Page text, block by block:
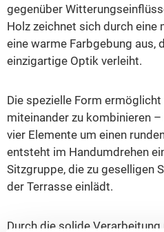
gegenüber
Holz zeichnet sich durch eine
eine warme Farbgebung aus,
einzigartige Optik verleiht.
Die spezielle Form
miteinander zu kombinieren
vier Elemente um einen
entsteht im Handumdrehen
Sitzgruppe, die zu geselligen
der Terrasse einlädt.
Durch die solide